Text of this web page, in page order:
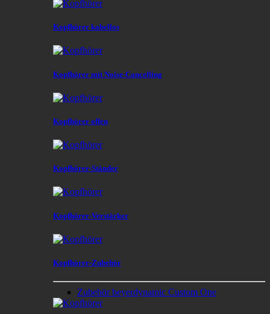
Kopfhörer kabellos
Kopfhörer mit Noise-Cancelling
Kopfhörer offen
Kopfhörer-Ständer
Kopfhörer-Verstärker
Kopfhörer-Zubehör
Zubehör beyerdynamic Custom One